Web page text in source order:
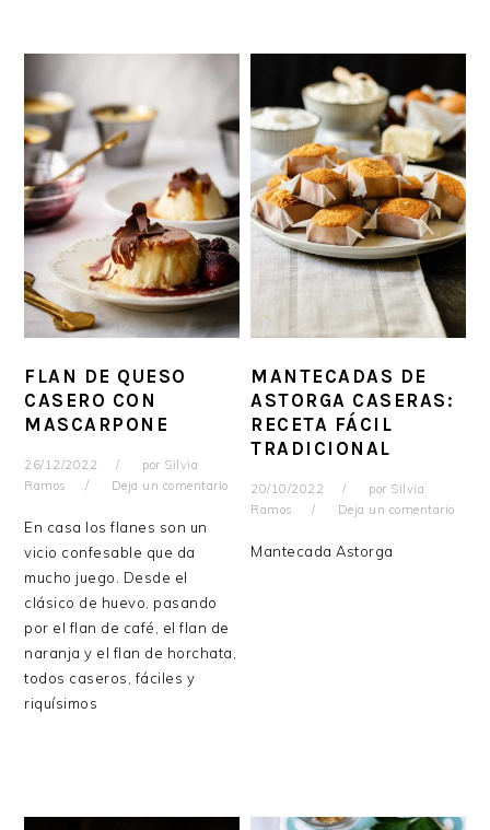
FLAN DE QUESO
CASERO CON
MASCARPONE
26/12/2022 por Silvia
Ramos
Deja un comentario
En casa los flanes son un
vicio confesable que da
mucho juego. Desde el
clásico de huevo, pasando
por el flan de café, el flan de
naranja y el flan de horchata,
todos caseros, fáciles y
riquísimos
MANTECADAS DE
ASTORGA CASERAS:
RECETA FÁCIL
TRADICIONAL
20/10/2022 por Silvia
Ramos
Deja un comentario
Mantecada Astorga